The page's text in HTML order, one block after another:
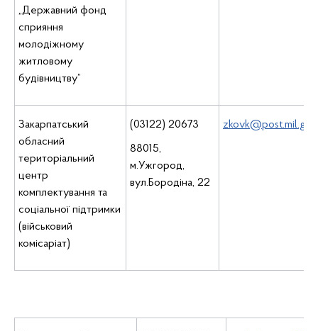
„Державний фонд
сприяння
молодіжному
житловому
будівництву”
Закарпатський
обласний
територіальний
центр
комплектування та
соціальної підтримки
(військовий
комісаріат)
(03122) 20673
88015,
м.Ужгород,
вул.Бородіна, 22